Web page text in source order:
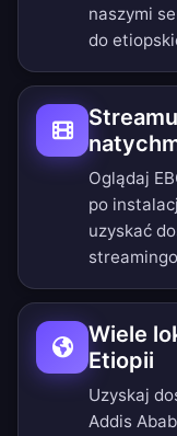
naszymi
do
Oglądaj
po
uzyskać
Wiele
Etiopii
Uzyskaj
Addis